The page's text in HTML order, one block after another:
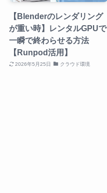
【Blenderのレンダリング
が重い時】レンタルGPUで
一瞬で終わらせる方法
【Runpod活用】
2026年5月25日 クラウド環境